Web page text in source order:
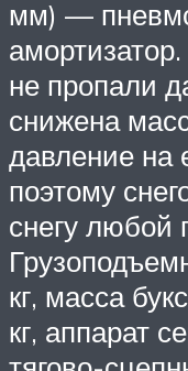
мм) —
не пропали
снижена
давление на
поэтому
снегу любой
кг, масса
кг, аппарат